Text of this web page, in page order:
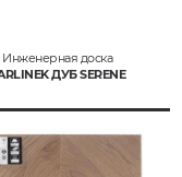
Инженерная доска
ДУБ SERENE